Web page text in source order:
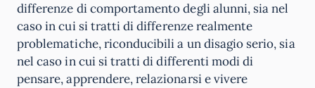
differenze di comportamento degli alunni, sia nel
caso in cui si tratti di differenze realmente
problematiche, riconducibili a un disagio serio, sia
nel caso in cui si tratti di differenti modi di
pensare, apprendere, relazionarsi e vivere